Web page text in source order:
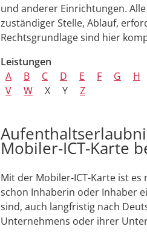
und anderer Einrichtungen.
zuständiger Stelle, Ablauf,
Rechtsgrundlage sind hier
Leistungen
A
B C D E F G H
V
W X Y Z
Mobiler-ICT-Karte
Mit der Mobiler-ICT-Karte ist
schon Inhaberin oder Inhaber
sind, auch langfristig nach
Unternehmens oder ihrer